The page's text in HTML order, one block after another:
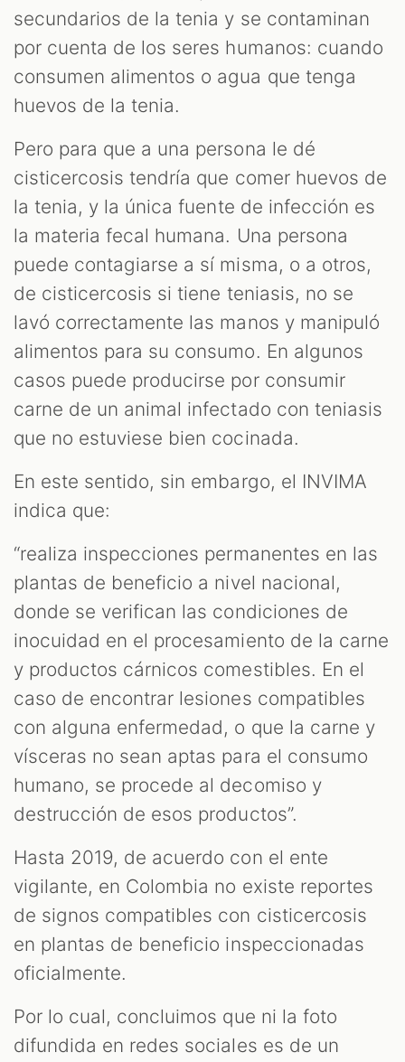
secundarios de la tenia y se contaminan
por cuenta de los seres humanos: cuando
consumen alimentos o agua que tenga
huevos de la tenia.
Pero para que a una persona le dé
cisticercosis tendría que comer huevos de
la tenia, y la única fuente de infección es
la materia fecal humana. Una persona
puede contagiarse a sí misma, o a otros,
de cisticercosis si tiene teniasis, no se
lavó correctamente las manos y manipuló
alimentos para su consumo. En algunos
casos puede producirse por consumir
carne de un animal infectado con teniasis
que no estuviese bien cocinada.
En este sentido, sin embargo, el INVIMA
indica que:
“realiza inspecciones permanentes en las
plantas de beneficio a nivel nacional,
donde se verifican las condiciones de
inocuidad en el procesamiento de la carne
y productos cárnicos comestibles. En el
caso de encontrar lesiones compatibles
con alguna enfermedad, o que la carne y
vísceras no sean aptas para el consumo
humano, se procede al decomiso y
destrucción de esos productos”.
Hasta 2019, de acuerdo con el ente
vigilante, en Colombia no existe reportes
de signos compatibles con cisticercosis
en plantas de beneficio inspeccionadas
oficialmente.
Por lo cual, concluimos que ni la foto
difundida en redes sociales es de un